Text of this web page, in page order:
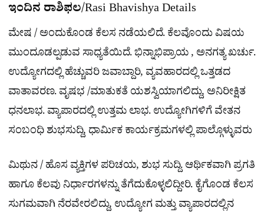
ಇಂದಿನ ರಾಶಿಫಲ/Rasi Bhavishya Details
ಮೇಷ / ಅಂದುಕೊಂಡ ಕೆಲಸ ನಡೆಯಲಿದೆ. ಕೆಲವೊಂದು ವಿಷಯ
ಮುಂದೂಡಲ್ಪಡುವ ಸಾಧ್ಯತೆಯಿದೆ. ಭಿನ್ನಾಭಿಪ್ರಾಯ , ಅನಗತ್ಯ ಖರ್ಚು.
ಉದ್ಯೋಗದಲ್ಲಿ ಹೆಚ್ಚುವರಿ ಜವಾಬ್ದಾರಿ, ವ್ಯವಹಾರದಲ್ಲಿ ಒತ್ತಡದ
ವಾತಾವರಣ. ವೃಷಭ /ಮಾತುಕತೆ ಯಶಸ್ವಿಯಾಗಲಿದ್ದು, ಅನಿರೀಕ್ಷಿತ
ಧನಲಾಭ. ವ್ಯಾಪಾರದಲ್ಲಿ ಉತ್ತಮ ಲಾಭ. ಉದ್ಯೋಗಿಗಳಿಗೆ ವೇತನ
ಸಂಬಂಧಿ ಶುಭಸುದ್ದಿ, ಧಾರ್ಮಿಕ ಕಾರ್ಯಕ್ರಮಗಳಲ್ಲಿ ಪಾಲ್ಗೊಳ್ಳುವರು
ಮಿಥುನ / ಹೊಸ ವ್ಯಕ್ತಿಗಳ ಪರಿಚಯ, ಶುಭ ಸುದ್ದಿ. ಆರ್ಥಿಕವಾಗಿ ಪ್ರಗತಿ
ಹಾಗೂ ಕೆಲವು ನಿರ್ಧಾರಗಳನ್ನು ತೆಗೆದುಕೊಳ್ಳಲಿದ್ದೀರಿ. ಕೈಗೊಂಡ ಕೆಲಸ
ಸುಗಮವಾಗಿ ನೆರವೇರಲಿದ್ದು, ಉದ್ಯೋಗ ಮತ್ತು ವ್ಯಾಪಾರದಲ್ಲಿನ